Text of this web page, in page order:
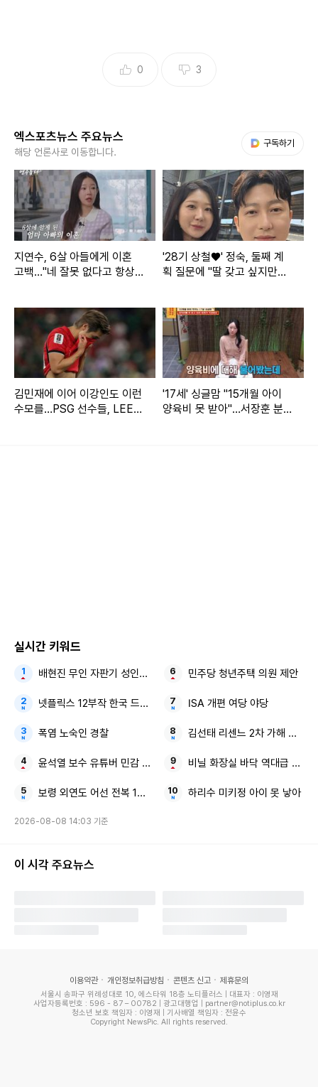
도 경찰차가 오시면 저기로 가시라고 손짓하신다"라며 하루
세번 경찰이 출동한 적이 있다고 밝혔다.
이들 부부는 또 싸움을 이어갔고, 걱정 남편은 "내가 더 아동학
대로 신고할거다"라고 했다. 아내는 "나는 무고죄로 신고할거
다 미친XX야"라며 욕설을 이어갔다.
다. 저는 어떻게든 맞춰서 살아가고 싶은 마음이 있다. 아기들
이 엄마든 아빠든 둘 중 한 명이 키워야 하는데 그건 아니라고
생각해서"라며 아직까지 아내를 사랑하는 마음이 남아있다고
전했다.
0 3
엑스포츠뉴스 주요뉴스
해당 언론사로 이동합니다.
구독하기
지연수, 6살 아들에게 이혼
고백…"네 잘못 없다고 항상
'28기 상철♥' 정숙, 둘째 계
획 질문에 "딸 갖고 싶지만…
김민재에 이어 이강인도 이런
수모를…PSG 선수들, LEE
'17세' 싱글맘 "15개월 아이
양육비 못 받아"…서장훈 분
실시간 키워드
배현진 무인 자판기 성인인증 국가 기준
넷플릭스 12부작 한국 드라마
폭염 노숙인 경찰
윤석열 보수 유튜버 민감 발언
보령 외연도 어선 전복 1명 실종
민주당 청년주택 의원 제안
ISA 개편 여당 야당
김선태 리센느 2차 가해 논란
비닐 화장실 바닥 역대급 꼼수
하리수 미키정 아이 못 낳아
2026-08-08 14:03 기준
이 시각 주요뉴스
이용약관 개인정보취급방침 콘텐츠 신고 제휴문의
서울시 송파구 위례성대로 10, 에스타워 18층 노티플러스 | 대표자 : 이영재
사업자등록번호 : 596 - 87 – 00782 | 광고대행업 | partner@notiplus.co.kr
청소년 보호 책임자 : 이영재 | 기사배열 책임자 : 전윤수
Copyright NewsPic. All rights reserved.